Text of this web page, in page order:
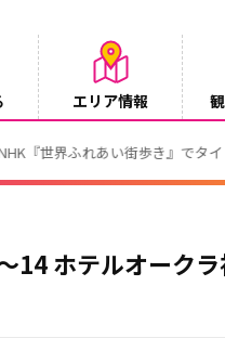
エリア情報
あい街歩き』でタイ・プーケット
14 ホテルオーク